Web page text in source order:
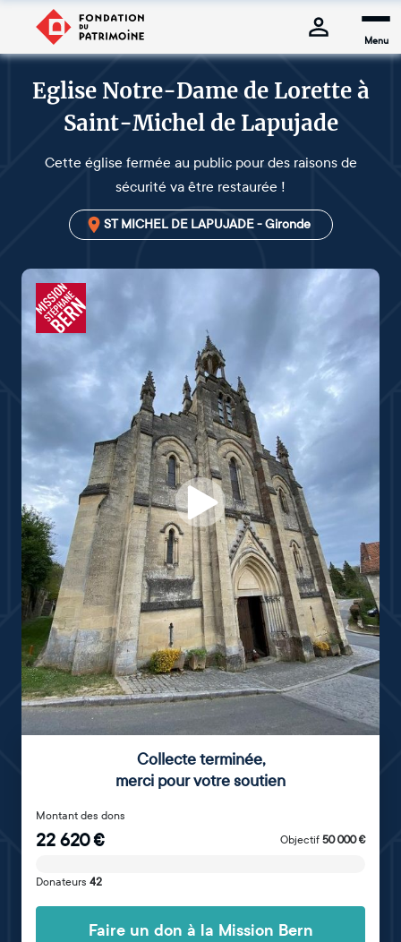
Menu
Eglise Notre-Dame de Lorette à
Saint-Michel de Lapujade
Cette église fermée au public pour des raisons de
sécurité va être restaurée !
ST MICHEL DE LAPUJADE - Gironde
Collecte terminée,
merci pour votre soutien
Montant des dons
22 620€ Objectif 50 000€
Donateurs 42
Faire un don à la Mission Bern